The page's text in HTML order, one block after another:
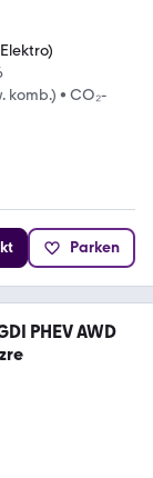
komb.) • CO₂-
Parken
PHEV AWD